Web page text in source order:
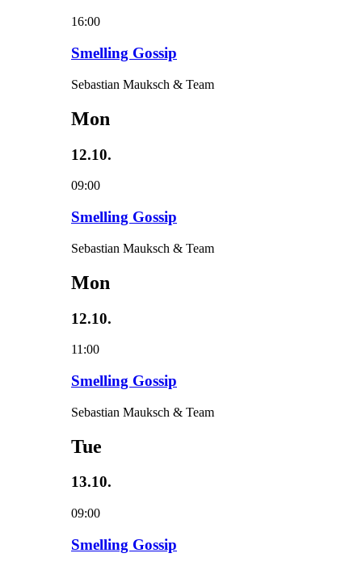
16:00
Smelling Gossip
Sebastian Mauksch & Team
Mon
12.10.
09:00
Smelling Gossip
Sebastian Mauksch & Team
Mon
12.10.
11:00
Smelling Gossip
Sebastian Mauksch & Team
Tue
13.10.
09:00
Smelling Gossip